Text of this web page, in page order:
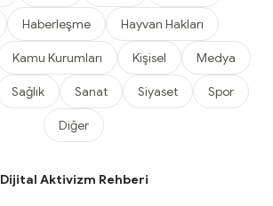
Haberleşme Hayvan Hakları
Kamu Kurumları Kişisel Medya
Sağlık Sanat Siyaset Spor
Diğer
Dijital Aktivizm Rehberi